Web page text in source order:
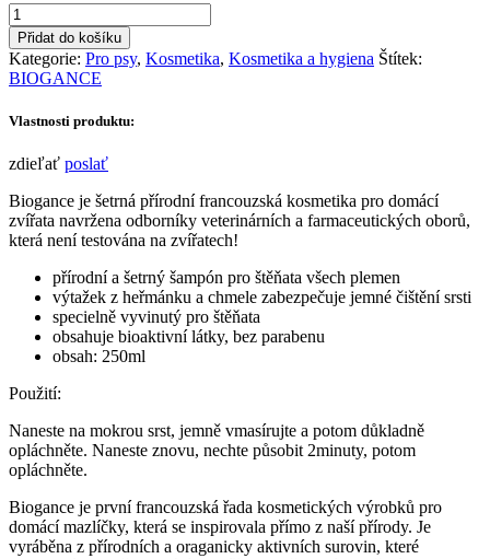
Biogance
My
Puppy
Šampón
-
štěňátka
množství
Přidat do košíku
Kategorie: Pro psy, Kosmetika, Kosmetika a hygiena Štítek:
BIOGANCE
Vlastnosti produktu:
zdieľať poslať
Biogance je šetrná přírodní francouzská kosmetika pro domácí
zvířata navržena odborníky veterinárních a farmaceutických oborů,
která není testována na zvířatech!
přírodní a šetrný šampón pro štěňata všech plemen
výtažek z heřmánku a chmele zabezpečuje jemné čištění srsti
specielně vyvinutý pro štěňata
obsahuje bioaktivní látky, bez parabenu
obsah: 250ml
Použití:
Naneste na mokrou srst, jemně vmasírujte a potom důkladně
opláchněte. Naneste znovu, nechte působit 2minuty, potom
opláchněte.
Biogance je první francouzská řada kosmetických výrobků pro
domácí mazlíčky, která se inspirovala přímo z naší přírody. Je
vyráběna z přírodních a oraganicky aktivních surovin, které